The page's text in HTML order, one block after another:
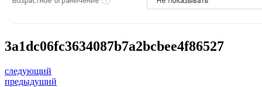
3a1dc06fc3634087b7a2bcbee4f86527
следующий
предыдущий